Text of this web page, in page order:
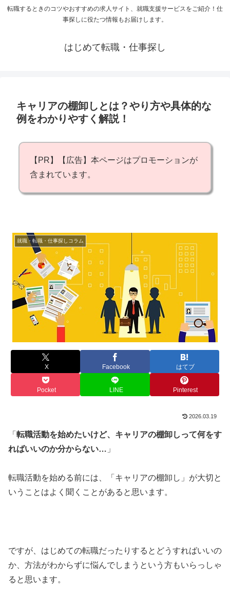
転職するときのコツやおすすめの求人サイト、就職支援サービスをご紹介！仕
事探しに役たつ情報もお届けします。
はじめて転職・仕事探し
キャリアの棚卸しとは？やり方や具体的な
例をわかりやすく解説！
【PR】【広告】本ページはプロモーションが
含まれています。
就職・転職・仕事探しコラム
X Facebook はてブ
Pocket LINE Pinterest
2026.03.19
「 転職活動を始めたいけど、キャリアの棚卸しって何をす
ればいいのか分からない… 」
転職活動を始める前には、「キャリアの棚卸し」が大切と
いうことはよく聞くことがあると思います。
ですが、はじめての転職だったりするとどうすればいいの
か、方法がわからずに悩んでしまうという方もいらっしゃ
ると思います。